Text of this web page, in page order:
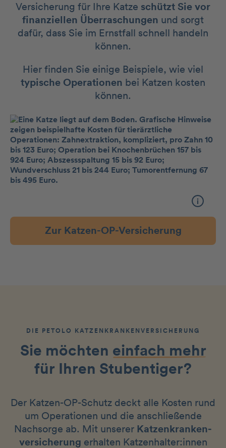
Versicherung für Ihre Katze schützt Sie vor
finanziellen Überraschungen und sorgt
dafür, dass Sie im Ernstfall schnell handeln
können.
Hier finden Sie einige Beispiele, wie viel
typische Operationen bei Katzen kosten
können.
Zur Katzen-OP-Versicherung
DIE PETOLO KATZENKRANKEN­VERSICHERUNG
Sie möchten einfach mehr
für Ihren Stubentiger?
Der Katzen-OP-Schutz deckt alle Kosten rund
um Operationen und die anschließende
Nachsorge ab. Mit unserer Katzenkranken­
versicherung erhalten Katzenhalter:innen